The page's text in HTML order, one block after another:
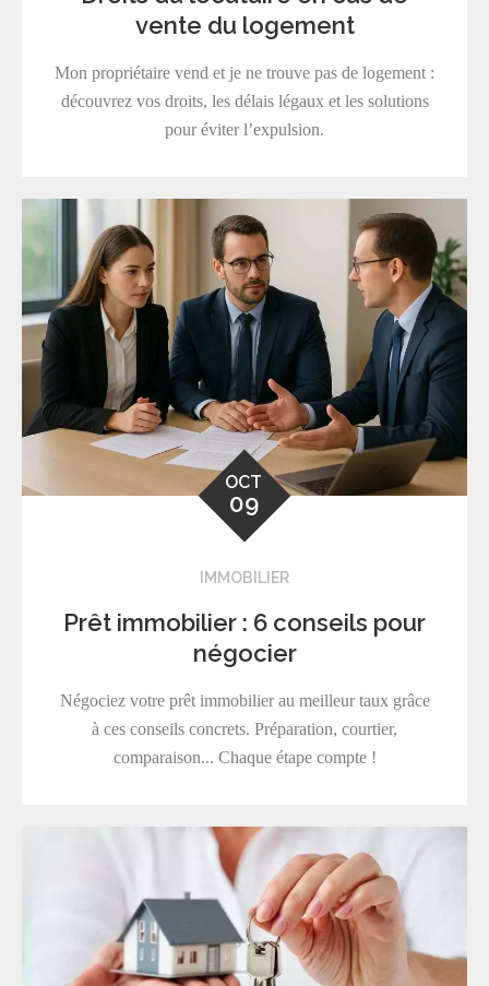
vente du logement
Mon propriétaire vend et je ne trouve pas de logement :
découvrez vos droits, les délais légaux et les solutions
pour éviter l’expulsion.
OCT
09
IMMOBILIER
Prêt immobilier : 6 conseils pour
négocier
Négociez votre prêt immobilier au meilleur taux grâce
à ces conseils concrets. Préparation, courtier,
comparaison... Chaque étape compte !